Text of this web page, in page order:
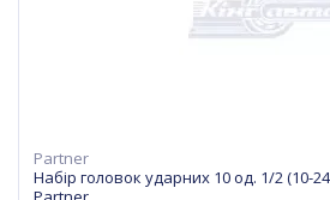
Partner
Набір головок ударних 10 од. 1/2 (10-